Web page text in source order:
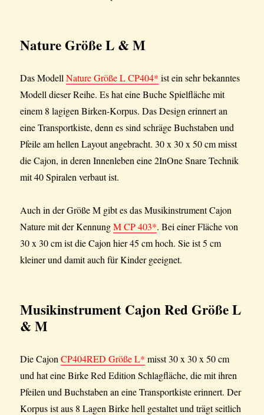
Nature Größe L & M
Das ModellNature Größe L CP404* ist ein sehr bekanntes
Modell dieser Reihe. Es hat eine Buche Spielfläche mit
einem 8 lagigen Birken-Korpus. Das Design erinnert an
eine Transportkiste, denn es sind schräge Buchstaben und
Pfeile am hellen Layout angebracht. 30 x 30 x 50 cm misst
die Cajon, in deren Innenleben eine 2InOne Snare Technik
mit 40 Spiralen verbaut ist.
Auch in der Größe M gibt es das Musikinstrument Cajon
Nature mit der KennungM CP 403*. Bei einer Fläche von
30 x 30 cm ist die Cajon hier 45 cm hoch. Sie ist 5 cm
kleiner und damit auch für Kinder geeignet.
Musikinstrument CajonRed Größe L
& M
Die CajonCP404RED Größe L* misst 30 x 30 x 50 cm
und hat eine Birke Red Edition Schlagfläche, die mit ihren
Pfeilen und Buchstaben an eine Transportkiste erinnert. Der
Korpus ist aus 8 Lagen Birke hell gestaltet und trägt seitlich